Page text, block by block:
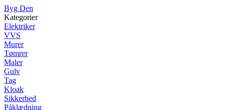
Byg Den
Kategorier
Elektriker
VVS
Murer
Tømrer
Maler
Gulv
Tag
Kloak
Sikkerhed
Påklædning